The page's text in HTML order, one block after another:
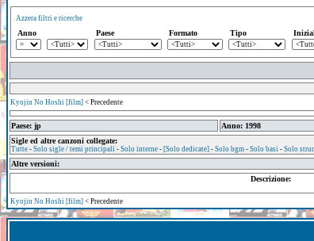
Azzera filtri e ricerche
Anno Paese Formato Tipo
Kyojin No Hoshi [film] < Precedente
Paese: jp Anno: 1998
Sigle ed altre canzoni collegate:
Tutte - Solo sigle / temi principali - Solo interne - [Solo dedicate] - Solo bgm - Solo basi - Solo
Altre versioni:
Descrizione:
Kyojin No Hoshi [film] < Precedente